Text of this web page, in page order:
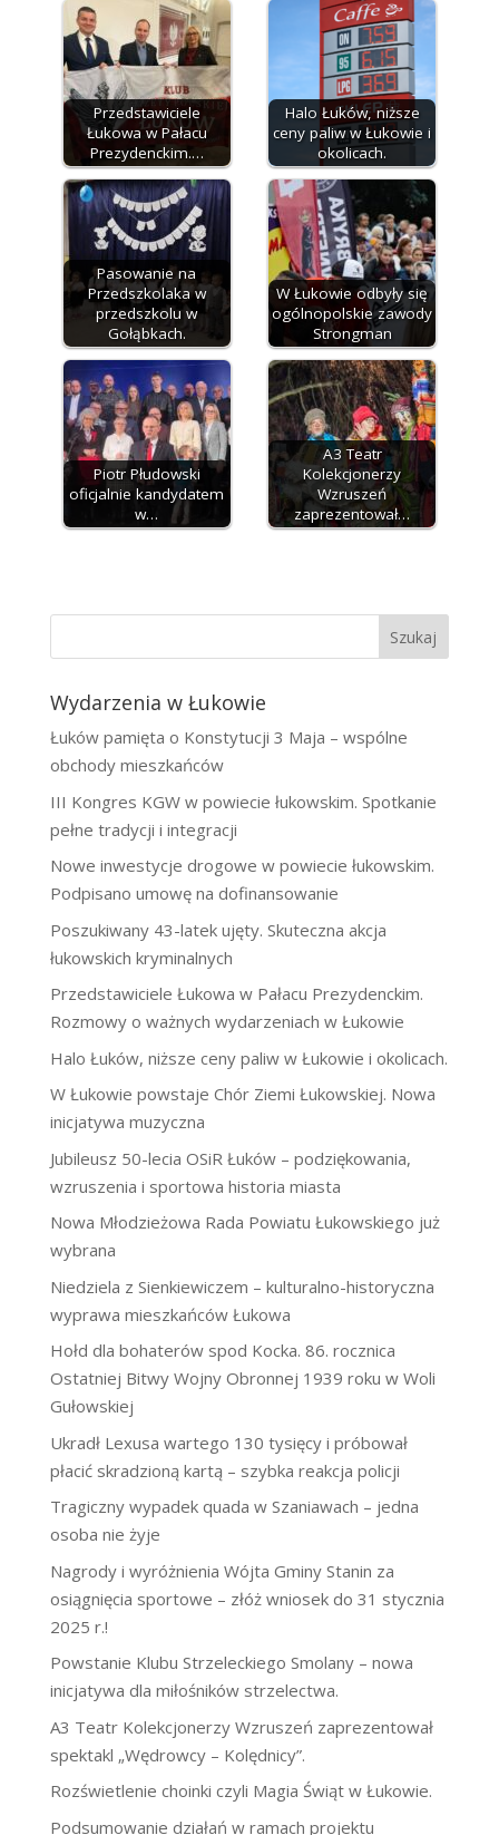
Przedstawiciele
Łukowa w Pałacu
Prezydenckim.…
Halo Łuków, niższe
ceny paliw w Łukowie i
okolicach.
Pasowanie na
Przedszkolaka w
przedszkolu w
Gołąbkach.
W Łukowie odbyły się
ogólnopolskie zawody
Strongman
Piotr Płudowski
oficjalnie kandydatem
w…
A3 Teatr
Kolekcjonerzy
Wzruszeń
zaprezentował…
Szukaj
Wydarzenia w Łukowie
Łuków pamięta o Konstytucji 3 Maja – wspólne
obchody mieszkańców
III Kongres KGW w powiecie łukowskim. Spotkanie
pełne tradycji i integracji
Nowe inwestycje drogowe w powiecie łukowskim.
Podpisano umowę na dofinansowanie
Poszukiwany 43-latek ujęty. Skuteczna akcja
łukowskich kryminalnych
Przedstawiciele Łukowa w Pałacu Prezydenckim.
Rozmowy o ważnych wydarzeniach w Łukowie
Halo Łuków, niższe ceny paliw w Łukowie i okolicach.
W Łukowie powstaje Chór Ziemi Łukowskiej. Nowa
inicjatywa muzyczna
Jubileusz 50-lecia OSiR Łuków – podziękowania,
wzruszenia i sportowa historia miasta
Nowa Młodzieżowa Rada Powiatu Łukowskiego już
wybrana
Niedziela z Sienkiewiczem – kulturalno-historyczna
wyprawa mieszkańców Łukowa
Hołd dla bohaterów spod Kocka. 86. rocznica
Ostatniej Bitwy Wojny Obronnej 1939 roku w Woli
Gułowskiej
Ukradł Lexusa wartego 130 tysięcy i próbował
płacić skradzioną kartą – szybka reakcja policji
Tragiczny wypadek quada w Szaniawach – jedna
osoba nie żyje
Nagrody i wyróżnienia Wójta Gminy Stanin za
osiągnięcia sportowe – złóż wniosek do 31 stycznia
2025 r.!
Powstanie Klubu Strzeleckiego Smolany – nowa
inicjatywa dla miłośników strzelectwa.
A3 Teatr Kolekcjonerzy Wzruszeń zaprezentował
spektakl „Wędrowcy – Kolędnicy”.
Rozświetlenie choinki czyli Magia Świąt w Łukowie.
Podsumowanie działań w ramach projektu